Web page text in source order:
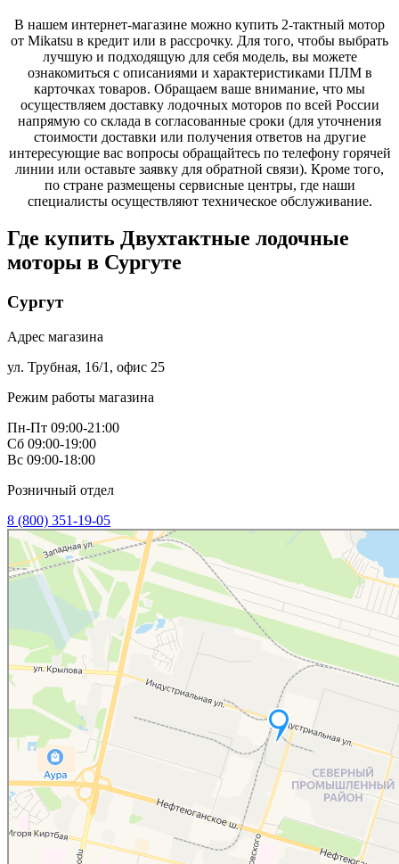
В нашем интернет-магазине можно купить 2-тактный мотор
от Mikatsu в кредит или в рассрочку. Для того, чтобы выбрать
лучшую и подходящую для себя модель, вы можете
ознакомиться с описаниями и характеристиками ПЛМ в
карточках товаров. Обращаем ваше внимание, что мы
осуществляем доставку лодочных моторов по всей России
напрямую со склада в согласованные сроки (для уточнения
стоимости доставки или получения ответов на другие
интересующие вас вопросы обращайтесь по телефону горячей
линии или оставьте заявку для обратной связи). Кроме того,
по стране размещены сервисные центры, где наши
специалисты осуществляют техническое обслуживание.
Где купить Двухтактные лодочные
моторы в Сургуте
Сургут
Адрес магазина
ул. Трубная, 16/1, офис 25
Режим работы магазина
Пн-Пт 09:00-21:00
Сб 09:00-19:00
Вс 09:00-18:00
Розничный отдел
8 (800) 351-19-05